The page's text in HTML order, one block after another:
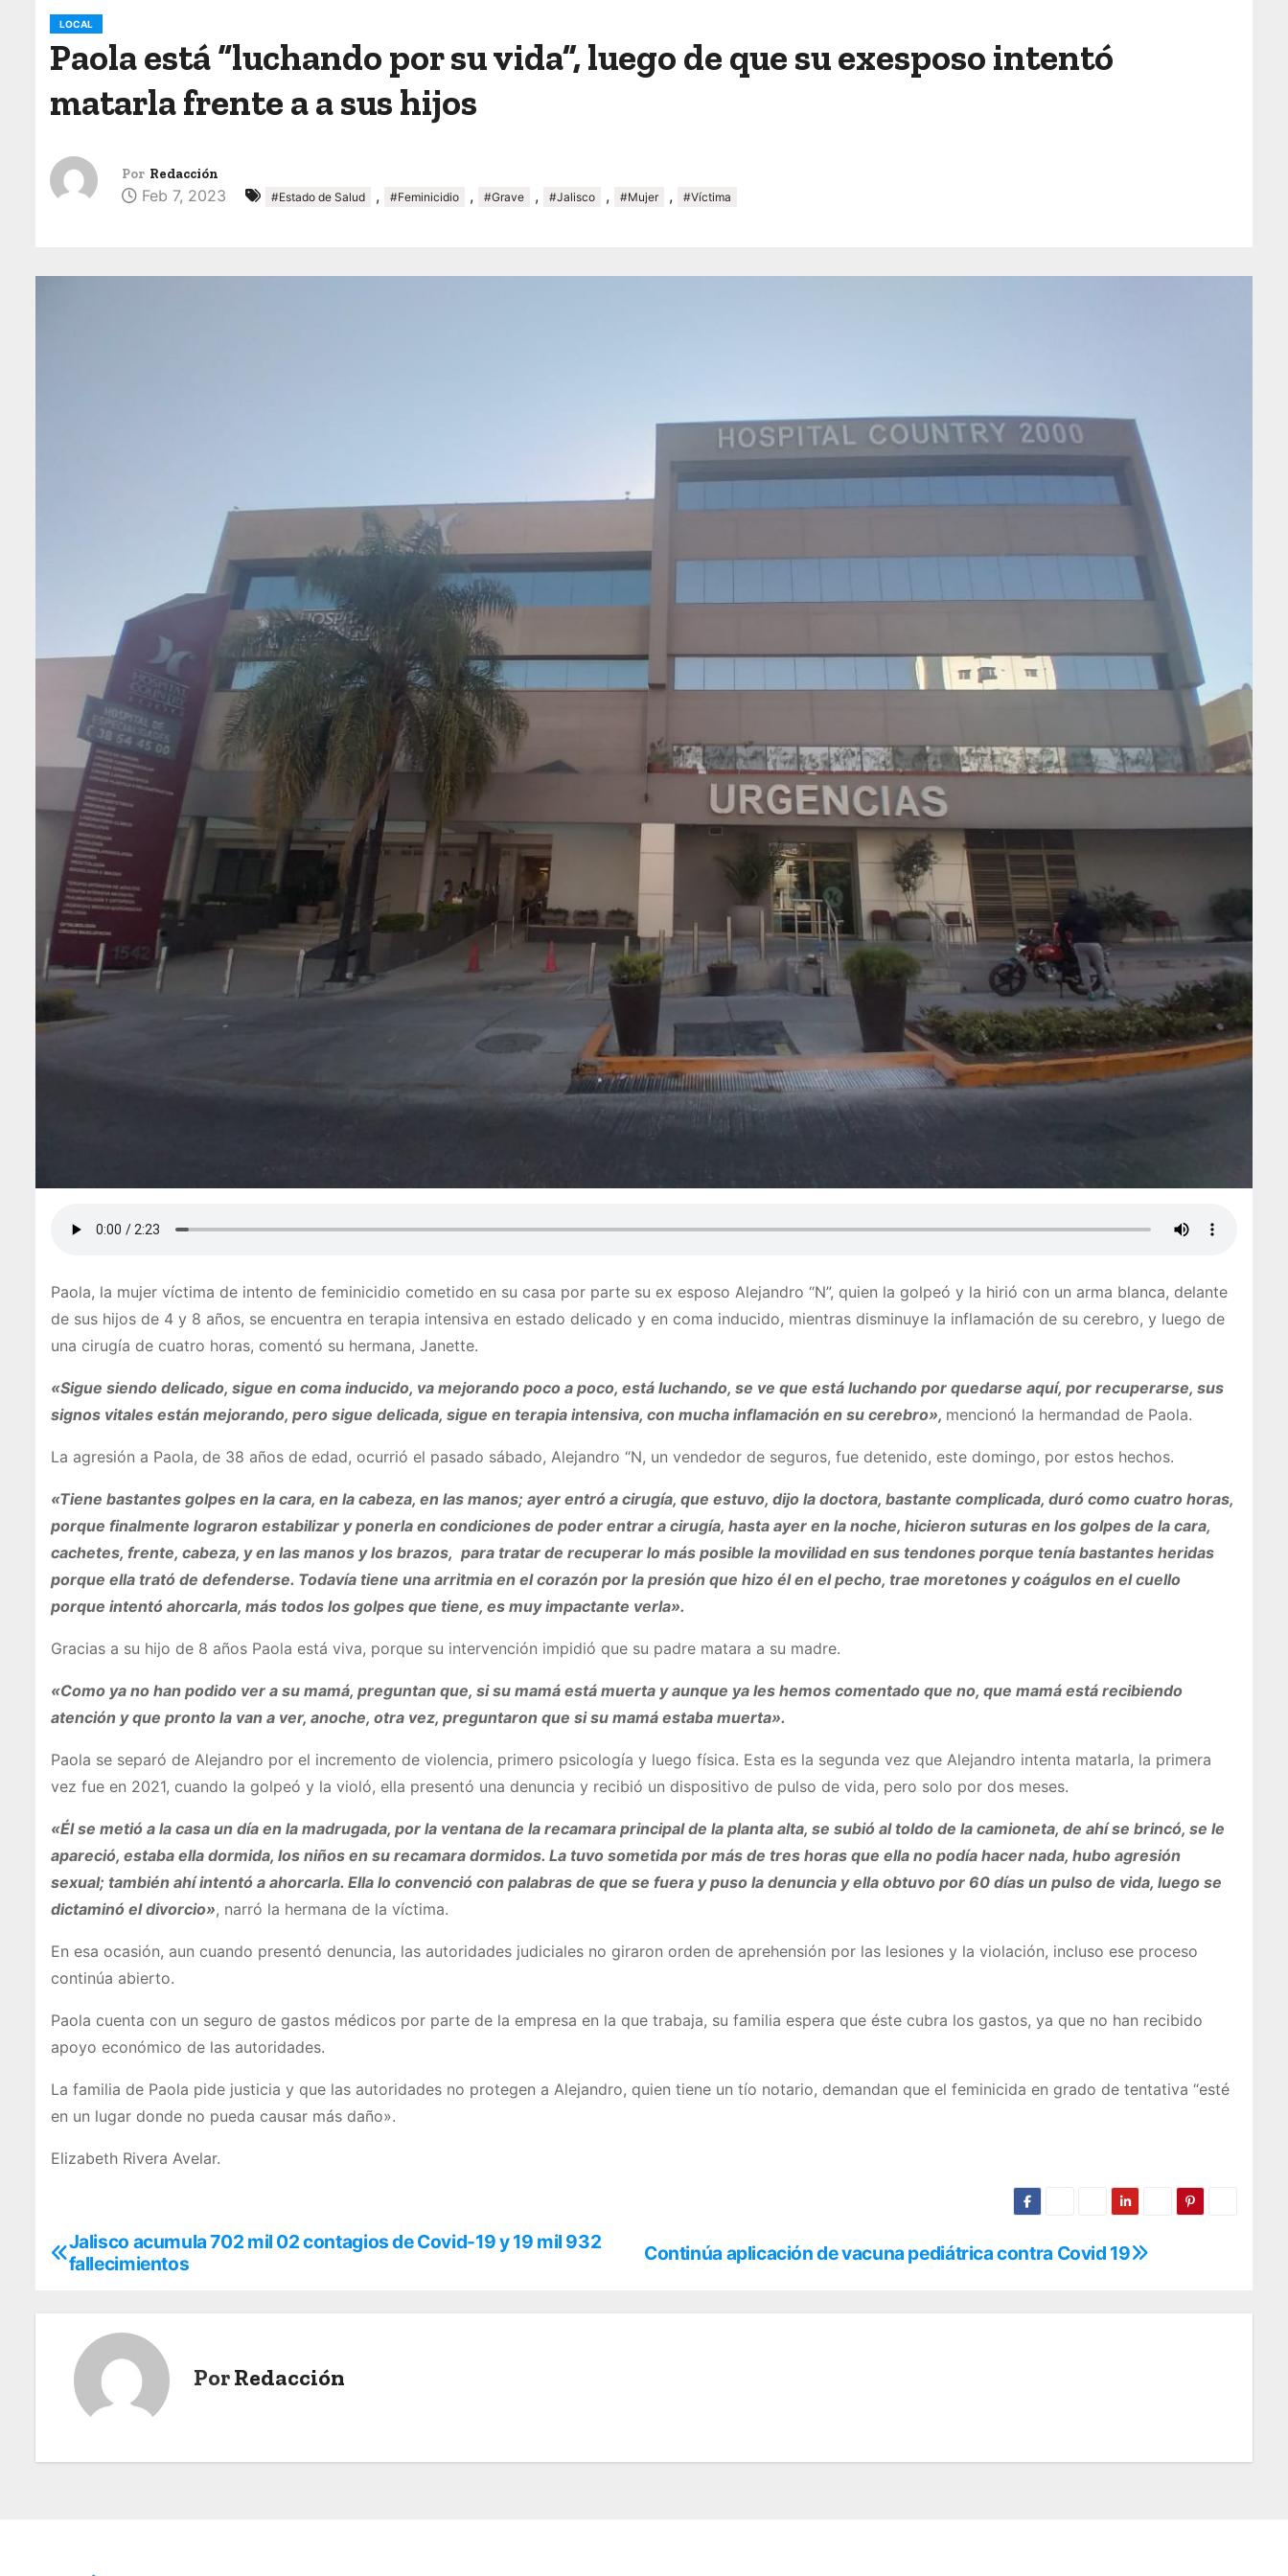
LOCAL
Paola está “luchando por su vida”, luego de que su exesposo intentó
matarla frente a a sus hijos
Por Redacción
Feb 7, 2023 #Estado de Salud , #Feminicidio , #Grave , #Jalisco , #Mujer , #Víctima
Paola, la mujer víctima de intento de feminicidio cometido en su casa por parte su ex esposo Alejandro “N”, quien la golpeó y la hirió con un arma blanca, delante
de sus hijos de 4 y 8 años, se encuentra en terapia intensiva en estado delicado y en coma inducido, mientras disminuye la inflamación de su cerebro, y luego de
una cirugía de cuatro horas, comentó su hermana, Janette.
«Sigue siendo delicado, sigue en coma inducido, va mejorando poco a poco, está luchando, se ve que está luchando por quedarse aquí, por recuperarse, sus
signos vitales están mejorando, pero sigue delicada, sigue en terapia intensiva, con mucha inflamación en su cerebro», mencionó la hermandad de Paola.
La agresión a Paola, de 38 años de edad, ocurrió el pasado sábado, Alejandro “N, un vendedor de seguros, fue detenido, este domingo, por estos hechos.
«Tiene bastantes golpes en la cara, en la cabeza, en las manos; ayer entró a cirugía, que estuvo, dijo la doctora, bastante complicada, duró como cuatro horas,
porque finalmente lograron estabilizar y ponerla en condiciones de poder entrar a cirugía, hasta ayer en la noche, hicieron suturas en los golpes de la cara,
cachetes, frente, cabeza, y en las manos y los brazos, para tratar de recuperar lo más posible la movilidad en sus tendones porque tenía bastantes heridas
porque ella trató de defenderse. Todavía tiene una arritmia en el corazón por la presión que hizo él en el pecho, trae moretones y coágulos en el cuello
porque intentó ahorcarla, más todos los golpes que tiene, es muy impactante verla».
Gracias a su hijo de 8 años Paola está viva, porque su intervención impidió que su padre matara a su madre.
«Como ya no han podido ver a su mamá, preguntan que, si su mamá está muerta y aunque ya les hemos comentado que no, que mamá está recibiendo
atención y que pronto la van a ver, anoche, otra vez, preguntaron que si su mamá estaba muerta».
Paola se separó de Alejandro por el incremento de violencia, primero psicología y luego física. Esta es la segunda vez que Alejandro intenta matarla, la primera
vez fue en 2021, cuando la golpeó y la violó, ella presentó una denuncia y recibió un dispositivo de pulso de vida, pero solo por dos meses.
«Él se metió a la casa un día en la madrugada, por la ventana de la recamara principal de la planta alta, se subió al toldo de la camioneta, de ahí se brincó, se le
apareció, estaba ella dormida, los niños en su recamara dormidos. La tuvo sometida por más de tres horas que ella no podía hacer nada, hubo agresión
sexual; también ahí intentó a ahorcarla. Ella lo convenció con palabras de que se fuera y puso la denuncia y ella obtuvo por 60 días un pulso de vida, luego se
dictaminó el divorcio», narró la hermana de la víctima.
En esa ocasión, aun cuando presentó denuncia, las autoridades judiciales no giraron orden de aprehensión por las lesiones y la violación, incluso ese proceso
continúa abierto.
Paola cuenta con un seguro de gastos médicos por parte de la empresa en la que trabaja, su familia espera que éste cubra los gastos, ya que no han recibido
apoyo económico de las autoridades.
La familia de Paola pide justicia y que las autoridades no protegen a Alejandro, quien tiene un tío notario, demandan que el feminicida en grado de tentativa “esté
en un lugar donde no pueda causar más daño».
Elizabeth Rivera Avelar.
N
Continúa aplicación de vacuna pediátrica contra Covid 19
Jalisco acumula 702 mil 02 contagios de Covid-19 y 19 mil 932
fallecimientos
PorRedacción